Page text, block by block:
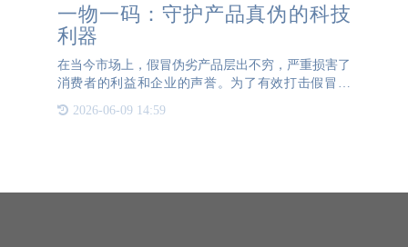
一物一码：守护产品真伪的科技
利器
在当今市场上，假冒伪劣产品层出不穷，严重损害了
消费者的利益和企业的声誉。为了有效打击假冒产
品，保护消费者权益，越来越多的企业开始采用一物
一码技术为产品做防伪。一物一码，顾名思义，就是
2026-06-09 14:59